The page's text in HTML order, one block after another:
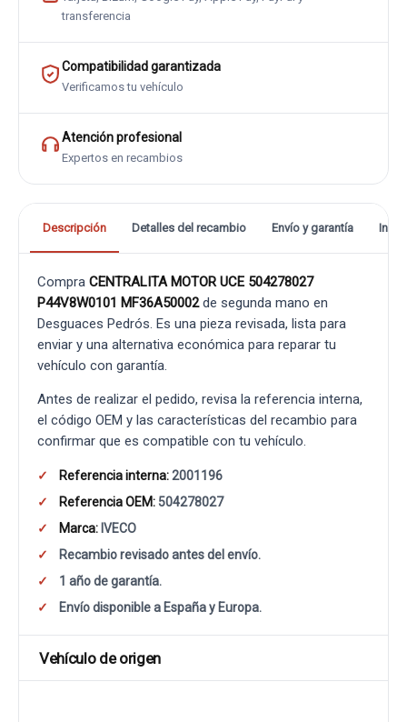
transferencia
Compatibilidad garantizada
Verificamos tu vehículo
Atención profesional
Expertos en recambios
Descripción Detalles del recambio Envío y garantía
Compra CENTRALITA MOTOR UCE 504278027
P44V8W0101 MF36A50002de segunda mano en
Desguaces Pedrós. Es una pieza revisada, lista para
enviar y una alternativa económica para reparar tu
vehículo con garantía.
Antes de realizar el pedido, revisa la referencia interna,
el código OEM y las características del recambio para
confirmar que es compatible con tu vehículo.
Referencia interna:2001196
Referencia OEM: 504278027
Marca: IVECO
Recambio revisado antes del envío.
1 año de garantía.
Envío disponible a España y Europa.
Vehículo de origen